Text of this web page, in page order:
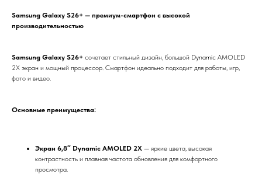
Samsung Galaxy S26+ — премиум-смартфон с высокой
производительностью
Samsung Galaxy S26+ сочетает стильный дизайн, большой Dynamic AMOLED
2X экран и мощный процессор. Смартфон идеально подходит для работы, игр,
фото и видео.
Основные преимущества:
Экран 6,8″ Dynamic AMOLED 2X — яркие цвета, высокая
контрастность и плавная частота обновления для комфортного
просмотра.